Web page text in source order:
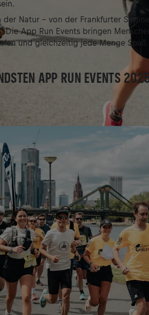
Natur – von der Frankfurter Skyline
Die App Run Events bringen
und gleichzeitig jede Menge
APP RUN EVENTS